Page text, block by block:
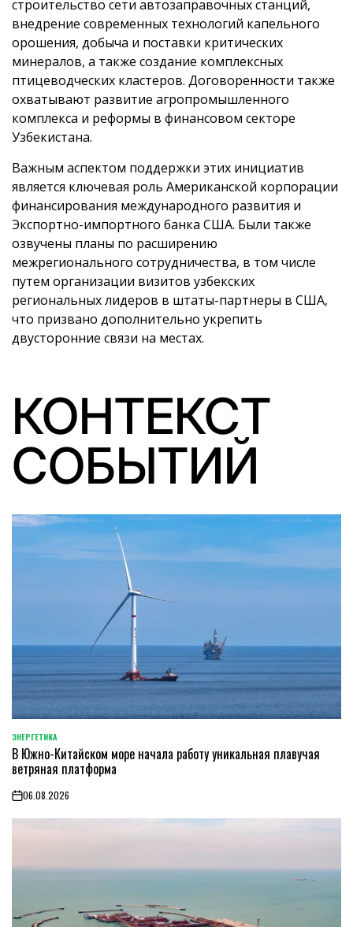
строительство сети автозаправочных станций,
внедрение современных технологий капельного
орошения, добыча и поставки критических
минералов, а также создание комплексных
птицеводческих кластеров. Договоренности также
охватывают развитие агропромышленного
комплекса и реформы в финансовом секторе
Узбекистана.
Важным аспектом поддержки этих инициатив
является ключевая роль Американской корпорации
финансирования международного развития и
Экспортно-импортного банка США. Были также
озвучены планы по расширению
межрегионального сотрудничества, в том числе
путем организации визитов узбекских
региональных лидеров в штаты-партнеры в США,
что призвано дополнительно укрепить
двусторонние связи на местах.
КОНТЕКСТ
СОБЫТИЙ
POSTED
IN
ЭНЕРГЕТИКА
В Южно-Китайском море начала работу уникальная плавучая
ветряная платформа
on06.08.2026